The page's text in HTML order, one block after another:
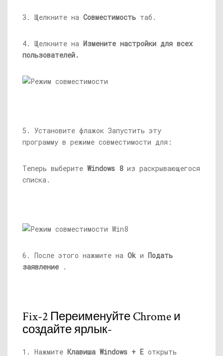
3. Щелкните на Совместимость таб.
4. Щелкните на Измените настройки для всех
пользователей.
5. Установите флажок Запустить эту
программу в режиме совместимости для:
Теперь выберите Windows 8из раскрывающегося
списка.
6. После этого нажмите на Ok и Подать
заявление .
Fix-2 Переименуйте Chrome и
создайте ярлык-
1. Нажмите Клавиша Windows + E открыть